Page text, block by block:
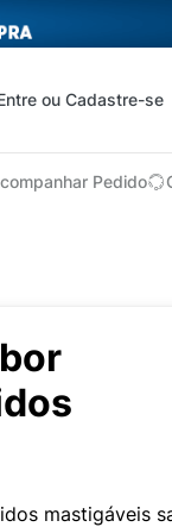
ou Cadastre-se
Pedido
mastigáveis